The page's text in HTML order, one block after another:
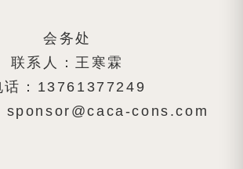
会务处
联系人：王寒霖
话：13761377249
sponsor@caca-cons.com